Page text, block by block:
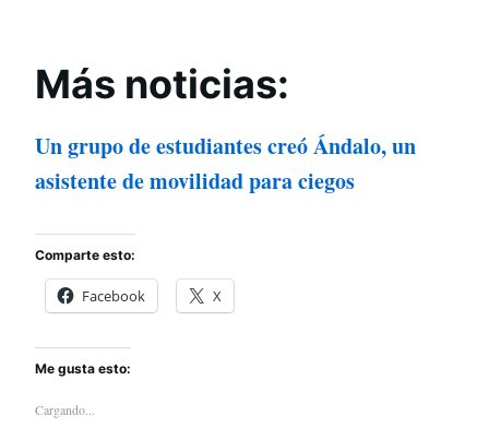
Más noticias:
Un grupo de estudiantes creó Ándalo, un
asistente de movilidad para ciegos
Comparte esto:
Facebook X
Me gusta esto:
Cargando...